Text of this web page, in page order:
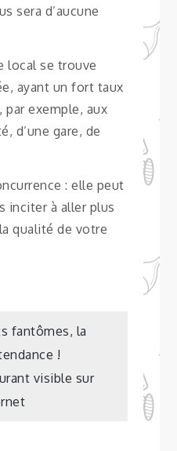
sera d’aucune
local se trouve
ayant un fort taux
exemple, aux
d’une gare, de
: elle peut
inciter à aller plus
qualité de votre
fantômes, la
!
visible sur